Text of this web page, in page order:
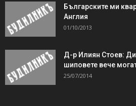
Българските ми
Англия
01/10/2013
Д-р Илиян Стоев:
шиповете вече
25/07/2014